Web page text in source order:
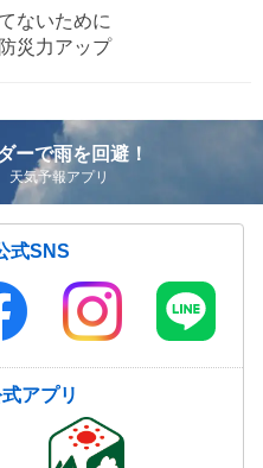
ないために
災力アップ
ーで雨を回避！
気予報アプリ
式SNS
アプリ